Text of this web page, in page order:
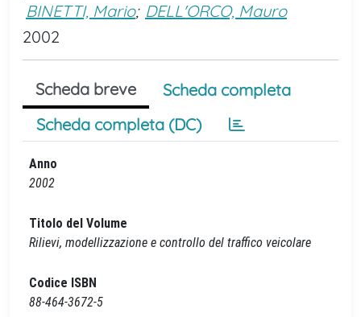
BINETTI, Mario; DELL'ORCO, Mauro
2002
Scheda breve
Scheda completa
Scheda completa (DC)
Anno
2002
Titolo del Volume
Rilievi, modellizzazione e controllo del traffico veicolare
Codice ISBN
88-464-3672-5